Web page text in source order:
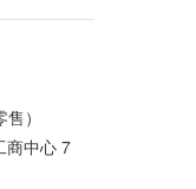
）
商中心 7